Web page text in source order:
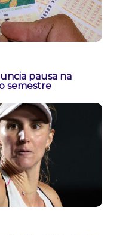
pausa na
semestre